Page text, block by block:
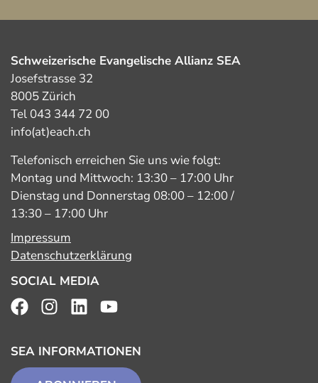
Schweizerische Evangelische Allianz SEA
Josefstrasse 32
8005 Zürich
Tel 043 344 72 00
info(at)each.ch
Telefonisch erreichen Sie uns wie folgt:
Montag und Mittwoch: 13:30 – 17:00 Uhr
Dienstag und Donnerstag 08:00 – 12:00 /
13:30 – 17:00 Uhr
Impressum
Datenschutzerklärung
SOCIAL MEDIA
SEA INFORMATIONEN